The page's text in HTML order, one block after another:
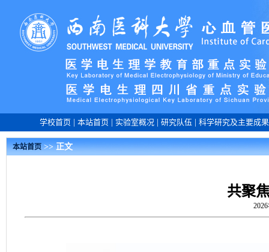
学校首页| 本站首页| 实验室概况| 研究队伍 科学研究及主要成果
本站首页>> 正文
共聚